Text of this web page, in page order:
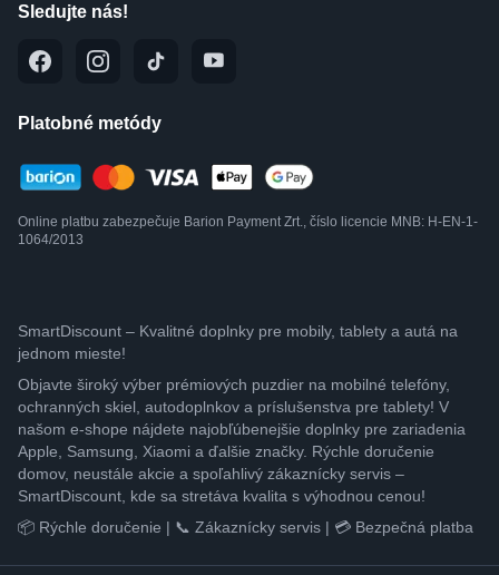
Sledujte nás!
Platobné metódy
Online platbu zabezpečuje Barion Payment Zrt., číslo licencie MNB: H-EN-1-
1064/2013
SmartDiscount – Kvalitné doplnky pre mobily, tablety a autá na
jednom mieste!
Objavte široký výber prémiových puzdier na mobilné telefóny,
ochranných skiel, autodoplnkov a príslušenstva pre tablety! V
našom e-shope nájdete najobľúbenejšie doplnky pre zariadenia
Apple, Samsung, Xiaomi a ďalšie značky. Rýchle doručenie
domov, neustále akcie a spoľahlivý zákaznícky servis –
SmartDiscount, kde sa stretáva kvalita s výhodnou cenou!
📦 Rýchle doručenie | 📞 Zákaznícky servis | 💳 Bezpečná platba